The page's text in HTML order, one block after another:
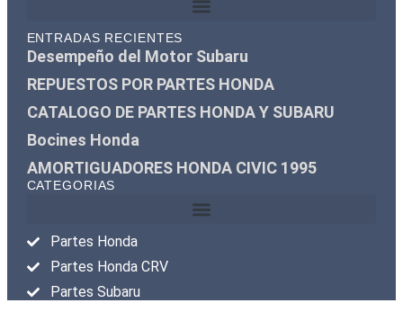
ENTRADAS RECIENTES
Desempeño del Motor Subaru
REPUESTOS POR PARTES HONDA
CATALOGO DE PARTES HONDA Y SUBARU
Bocines Honda
AMORTIGUADORES HONDA CIVIC 1995
CATEGORIAS
Partes Honda
Partes Honda CRV
Partes Subaru